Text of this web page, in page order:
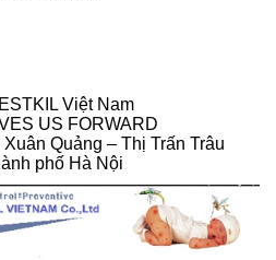
Việt Nam
US FORWARD
Quảng – Thị Trấn Trâu
phố Hà Nội